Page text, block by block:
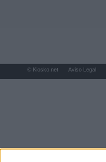
© Kiosko.net Aviso Legal